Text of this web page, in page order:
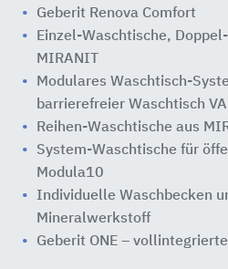
Geberit Renova Comfort
Einzel-Waschtische,
MIRANIT
Modulares Waschtisch-
barrierefreier Waschtisch
Reihen-Waschtische aus
System-Waschtische für
Modula10
Individuelle Waschbecken
Mineralwerkstoff
Geberit ONE –